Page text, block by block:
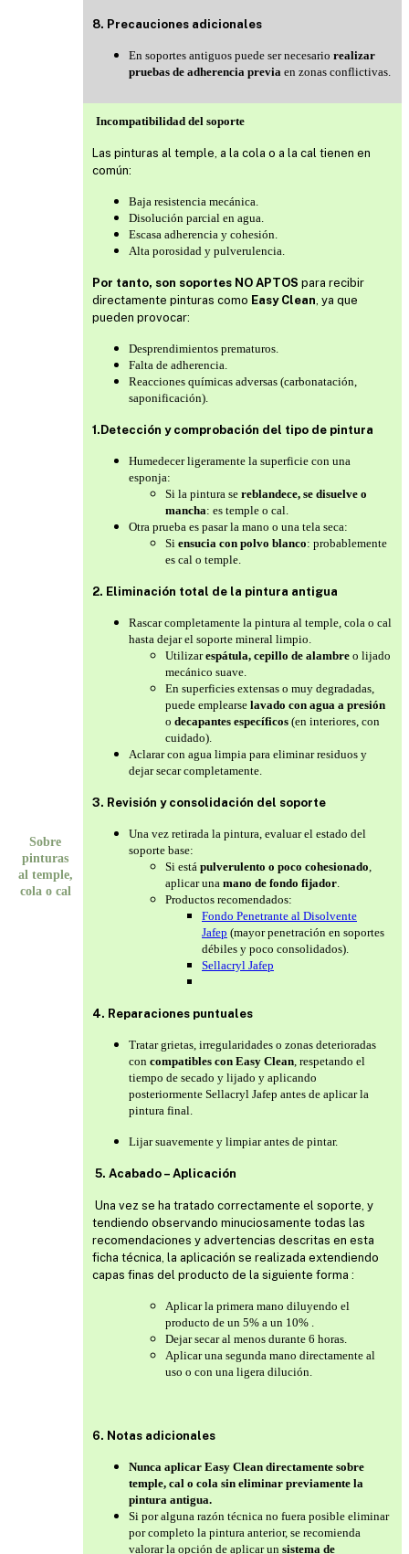
8. Precauciones adicionales
En soportes antiguos puede ser necesario realizar
pruebas de adherencia previa en zonas conflictivas.
Sobre
pinturas
al temple,
cola o cal
Incompatibilidad del soporte
Las pinturas al temple, a la cola o a la cal tienen en
común:
Baja resistencia mecánica.
Disolución parcial en agua.
Escasa adherencia y cohesión.
Alta porosidad y pulverulencia.
Por tanto, son soportes NO APTOS para recibir
directamente pinturas como Easy Clean , ya que
pueden provocar:
Desprendimientos prematuros.
Falta de adherencia.
Reacciones químicas adversas (carbonatación,
saponificación).
1.Detección y comprobación del tipo de pintura
Humedecer ligeramente la superficie con una
esponja:
Si la pintura se reblandece, se disuelve o
mancha: es temple o cal.
Otra prueba es pasar la mano o una tela seca:
Si ensucia con polvo blanco: probablemente
es cal o temple.
2. Eliminación total de la pintura antigua
Rascar completamente la pintura al temple, cola o cal
hasta dejar el soporte mineral limpio.
Utilizarespátula, cepillo de alambre o lijado
mecánico suave.
En superficies extensas o muy degradadas,
puede emplearse lavado con agua a presión
o decapantes específicos (en interiores, con
cuidado).
Aclarar con agua limpia para eliminar residuos y
dejar secar completamente.
3. Revisión y consolidación del soporte
Una vez retirada la pintura, evaluar el estado del
soporte base:
Si está pulverulento o poco cohesionado
aplicar una mano de fondo fijador
Productos recomendados:
Fondo Penetrante al Disolvente
Jafep (mayor penetración en soportes
débiles y poco consolidados).
Sellacryl Jafep
4. Reparaciones puntuales
Tratar grietas, irregularidades o zonas deterioradas
con compatibles con Easy Clean , respetando el
tiempo de secado y lijado y aplicando
posteriormente Sellacryl Jafep antes de aplicar la
pintura final.
Lijar suavemente y limpiar antes de pintar.
5. Acabado – Aplicación
Una vez se ha tratado correctamente el soporte, y
tendiendo observando minuciosamente todas las
recomendaciones y advertencias descritas en esta
ficha técnica, la aplicación se realizada extendiendo
capas finas del producto de la siguiente forma :
Aplicar la primera mano diluyendo el
producto de un 5% a un 10% .
Dejar secar al menos durante 6 horas.
Aplicar una segunda mano directamente al
uso o con una ligera dilución.
6. Notas adicionales
Nunca aplicar Easy Clean directamente sobre
temple, cal o cola sin eliminar previamente la
pintura antigua.
Si por alguna razón técnica no fuera posible eliminar
por completo la pintura anterior, se recomienda
valorar la opción de aplicar un sistema de